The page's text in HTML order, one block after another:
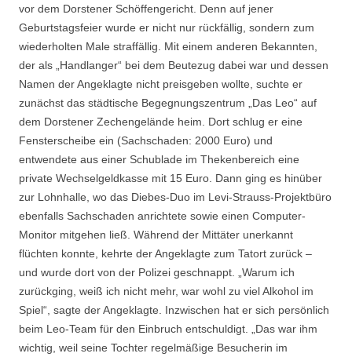
vor dem Dorstener Schöffengericht. Denn auf jener
Geburtstagsfeier wurde er nicht nur rückfällig, sondern zum
wiederholten Male straffällig. Mit einem anderen Bekannten,
der als „Handlanger“ bei dem Beutezug dabei war und dessen
Namen der Angeklagte nicht preisgeben wollte, suchte er
zunächst das städtische Begegnungszentrum „Das Leo“ auf
dem Dorstener Zechengelände heim. Dort schlug er eine
Fensterscheibe ein (Sachschaden: 2000 Euro) und
entwendete aus einer Schublade im Thekenbereich eine
private Wechselgeldkasse mit 15 Euro. Dann ging es hinüber
zur Lohnhalle, wo das Diebes-Duo im Levi-Strauss-Projektbüro
ebenfalls Sachschaden anrichtete sowie einen Computer-
Monitor mitgehen ließ. Während der Mittäter unerkannt
flüchten konnte, kehrte der Angeklagte zum Tatort zurück –
und wurde dort von der Polizei geschnappt. „Warum ich
zurückging, weiß ich nicht mehr, war wohl zu viel Alkohol im
Spiel“, sagte der Angeklagte. Inzwischen hat er sich persönlich
beim Leo-Team für den Einbruch entschuldigt. „Das war ihm
wichtig, weil seine Tochter regelmäßige Besucherin im